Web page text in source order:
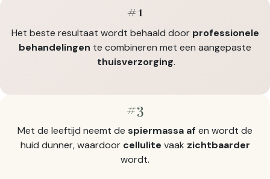
#1
Het beste resultaat wordt behaald door professionele
behandelingen te combineren met een aangepaste
thuisverzorging.
#3
Met de leeftijd neemt de spiermassa af en wordt de
huid dunner, waardoor cellulite vaak zichtbaarder
wordt.